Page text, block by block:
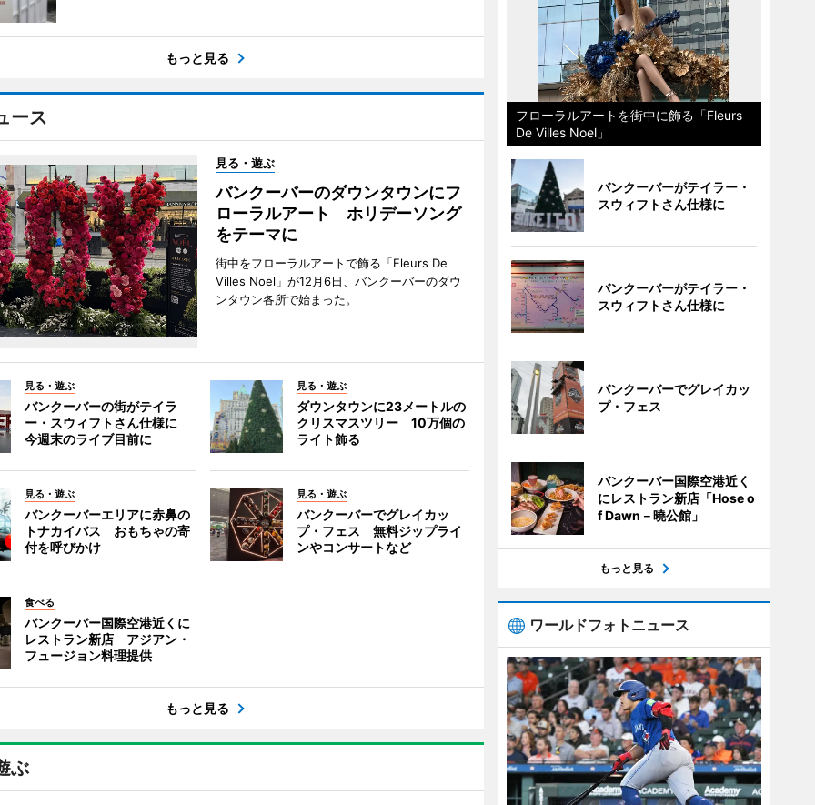
もっと見る
ース
見る・遊ぶ
バンクーバーのダウンタウンにフ
ローラルアート ホリデーソング
をテーマに
街中をフローラルアートで飾る「Fleurs De
Villes Noel」が12月6日、バンクーバーのダウ
ンタウン各所で始まった。
見る・遊ぶ
バンクーバーの街がテイラ
ー・スウィフトさん仕様に
今週末のライブ目前に
見る・遊ぶ
ダウンタウンに23メートルの
クリスマスツリー 10万個の
ライト飾る
見る・遊ぶ
バンクーバーエリアに赤鼻の
トナカイバス おもちゃの寄
付を呼びかけ
見る・遊ぶ
バンクーバーでグレイカッ
プ・フェス 無料ジップライ
ンやコンサートなど
食べる
バンクーバー国際空港近くに
レストラン新店 アジアン・
フュージョン料理提供
もっと見る
ぶ
フローラルアートを街中に飾る「Fleurs
De Villes Noel」
バンクーバーがテイラー・
スウィフトさん仕様に
バンクーバーがテイラー・
スウィフトさん仕様に
バンクーバーでグレイカッ
プ・フェス
バンクーバー国際空港近く
にレストラン新店「Hose o
f Dawn－曉公館」
もっと見る
ワールドフォトニュース